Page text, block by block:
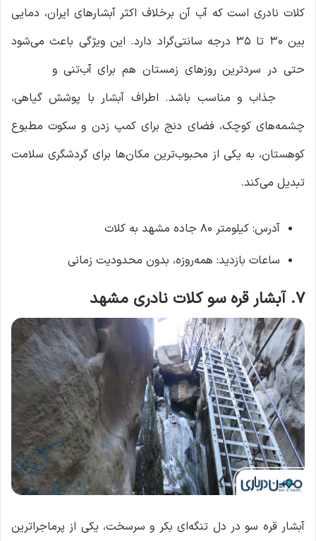
کلات نادری‌ است که آب آن برخلاف اکثر آبشارهای ایران، دمایی
بین ۳۰ تا ۳۵ درجه سانتی‌گراد دارد. این ویژگی باعث می‌شود
حتی در سردترین روزهای زمستان هم برای آب‌تنی و
جذاب و مناسب باشد. اطراف آبشار با پوشش گیاهی،
چشمه‌های کوچک، فضای دنج برای کمپ زدن و سکوت مطبوع
کوهستان، به یکی از محبوب‌ترین مکان‌ها برای گردشگری سلامت
تبدیل می‌کند.
آدرس: کیلومتر ۸۰ جاده مشهد به کلات
ساعات بازدید: همه‌روزه، بدون محدودیت زمانی
۷. آبشار قره سو کلات نادری مشهد
آبشار قره ‌سو در دل تنگه‌ای بکر و سرسخت، یکی از پرماجراترین